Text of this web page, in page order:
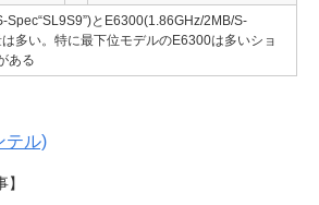
Spec“SL9S9”)とE6300(1.86GHz/2MB/S-
多い。特に最下位モデルのE6300は多いショ
ある
テル)